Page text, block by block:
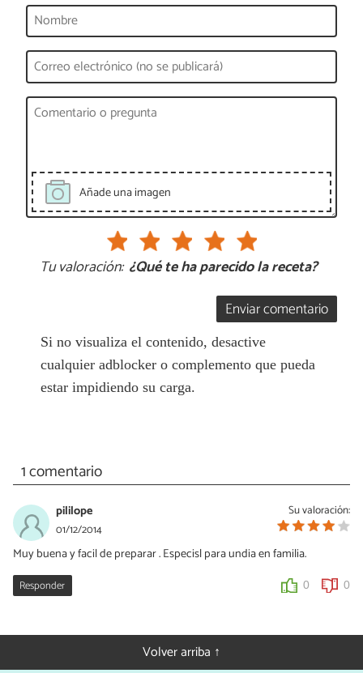
Añade una imagen
Tu valoración: ¿Qué te ha parecido la receta?
Enviar comentario
Si no visualiza el contenido, desactive
cualquier adblocker o complemento que pueda
estar impidiendo su carga.
1 comentario
Su valoración:
pililope
01/12/2014
Muy buena y facil de preparar . Especisl para undia en familia.
Responder 0 0
Volver arriba ↑